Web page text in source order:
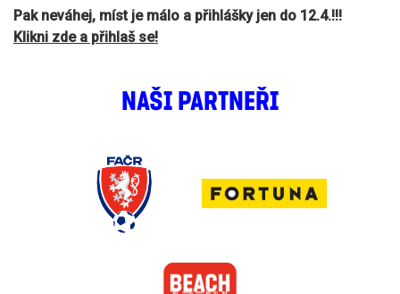
Pak neváhej, míst je málo a přihlášky jen do 12.4.!!!
Klikni zde a přihlaš se!
NAŠI PARTNEŘI